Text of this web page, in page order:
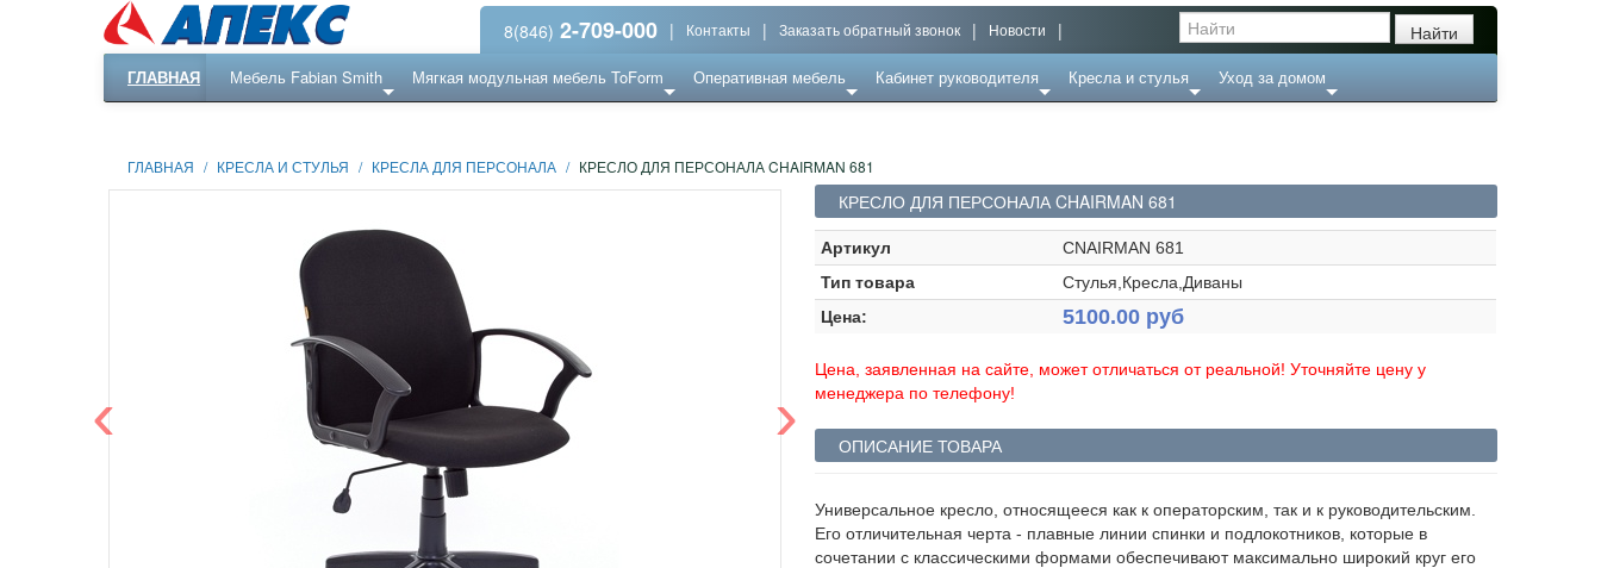
8(846) 2-709-000 | Контакты | Заказать обратный звонок | Новости |
ГЛАВНАЯ Мебель Fabian Smith Мягкая модульная мебель ToForm Оперативная мебель Кабинет руководителя Кресла и стулья Уход за домом
ГЛАВНАЯ / КРЕСЛА И СТУЛЬЯ / КРЕСЛА ДЛЯ ПЕРСОНАЛА / КРЕСЛО ДЛЯ ПЕРСОНАЛА CHAIRMAN 681
‹ ›
КРЕСЛО ДЛЯ ПЕРСОНАЛА CHAIRMAN 681
Артикул
CNAIRMAN 681
Тип товара
Стулья,Кресла,Диваны
Цена:
5100.00 руб
Цена, заявленная на сайте, может отличаться от реальной! Уточняйте цену у
менеджера по телефону!
ОПИСАНИЕ ТОВАРА
Универсальное кресло, относящееся как к операторским, так и к руководительским.
Его отличительная черта - плавные линии спинки и подлокотников, которые в
сочетании с классическими формами обеспечивают максимально широкий круг его